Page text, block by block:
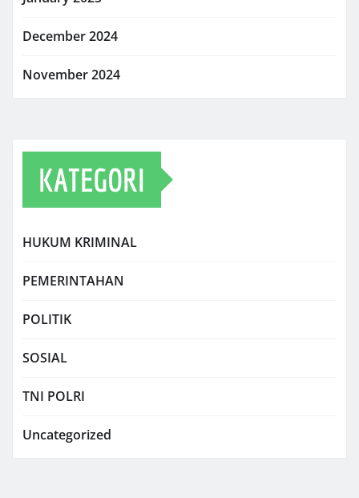
December 2024
November 2024
KATEGORI
HUKUM KRIMINAL
PEMERINTAHAN
POLITIK
SOSIAL
TNI POLRI
Uncategorized